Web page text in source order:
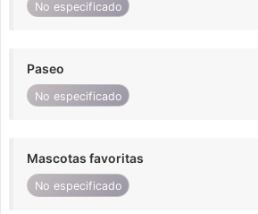
No especificado
Paseo
No especificado
Mascotas favoritas
No especificado